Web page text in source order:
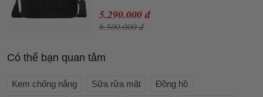
5.290.000 đ
6.500.000 đ
Có thể bạn quan tâm
Kem chống nắng Sữa rửa mặt
Đồng hồ